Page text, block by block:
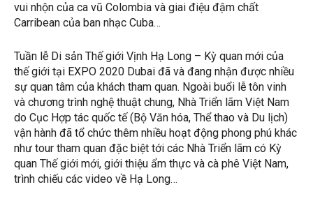
vui nhộn của ca vũ Colombia và giai điệu đậm chất
Carribean của ban nhạc Cuba…
Tuần lễ Di sản Thế giới Vịnh Hạ Long – Kỳ quan mới của
thế giới tại EXPO 2020 Dubai đã và đang nhận được nhiều
sự quan tâm của khách tham quan. Ngoài buổi lễ tôn vinh
và chương trình nghệ thuật chung, Nhà Triển lãm Việt Nam
do Cục Hợp tác quốc tế (Bộ Văn hóa, Thể thao và Du lịch)
vận hành đã tổ chức thêm nhiều hoạt động phong phú khác
như tour tham quan đặc biệt tới các Nhà Triển lãm có Kỳ
quan Thế giới mới, giới thiệu ẩm thực và cà phê Việt Nam,
trình chiếu các video về Hạ Long…